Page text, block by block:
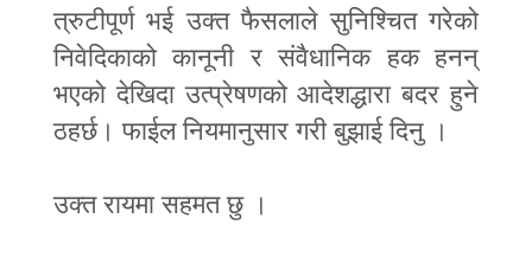
त्रुटीपूर्ण भई उक्त फैसलाले सुनिश्चित गरेको
निवेदिकाको कानूनी र संवैधानिक हक हनन्
भएको देखिदा उत्प्रेषणको आदेशद्धारा बदर हुने
ठहर्छ। फाईल नियमानुसार गरी बुझाई दिनु ।
उक्त रायमा सहमत छु ।